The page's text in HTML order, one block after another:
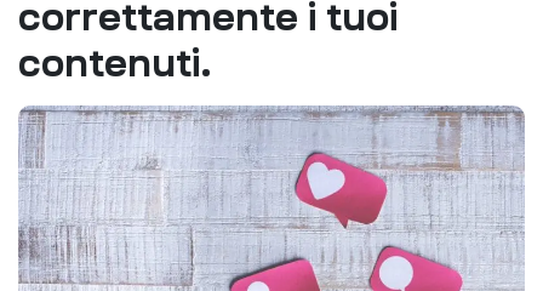
correttamente i tuoi
contenuti.